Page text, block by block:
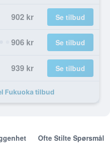
902 kr Se tilbud
906 kr Se tilbud
939 kr Se tilbud
Fukuoka tilbud
Ofte Stilte Spørsmål